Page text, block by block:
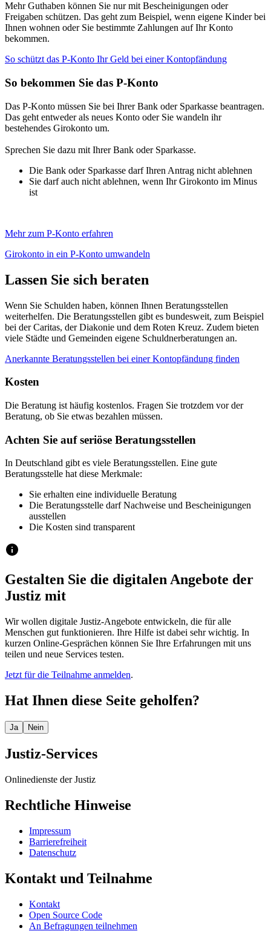
Mehr Guthaben können Sie nur mit Bescheinigungen oder
Freigaben schützen. Das geht zum Beispiel, wenn eigene Kinder bei
Ihnen wohnen oder Sie bestimmte Zahlungen auf Ihr Konto
bekommen.
So schützt das P-Konto Ihr Geld bei einer Kontopfändung
So bekommen Sie das P-Konto
Das P-Konto müssen Sie bei Ihrer Bank oder Sparkasse beantragen.
Das geht entweder als neues Konto oder Sie wandeln ihr
bestehendes Girokonto um.
Sprechen Sie dazu mit Ihrer Bank oder Sparkasse.
Die Bank oder Sparkasse darf Ihren Antrag nicht ablehnen
Sie darf auch nicht ablehnen, wenn Ihr Girokonto im Minus
ist
Mehr zum P-Konto erfahren
Girokonto in ein P-Konto umwandeln
Lassen Sie sich beraten
Wenn Sie Schulden haben, können Ihnen Beratungsstellen
weiterhelfen. Die Beratungsstellen gibt es bundesweit, zum Beispiel
bei der Caritas, der Diakonie und dem Roten Kreuz. Zudem bieten
viele Städte und Gemeinden eigene Schuldnerberatungen an.
Anerkannte Beratungsstellen bei einer Kontopfändung finden
Kosten
Die Beratung ist häufig kostenlos. Fragen Sie trotzdem vor der
Beratung, ob Sie etwas bezahlen müssen.
Achten Sie auf seriöse Beratungsstellen
In Deutschland gibt es viele Beratungsstellen. Eine gute
Beratungsstelle hat diese Merkmale:
Sie erhalten eine individuelle Beratung
Die Beratungsstelle darf Nachweise und Bescheinigungen
ausstellen
Die Kosten sind transparent
Gestalten Sie die digitalen Angebote der
Justiz mit
Wir wollen digitale Justiz-Angebote entwickeln, die für alle
Menschen gut funktionieren. Ihre Hilfe ist dabei sehr wichtig. In
kurzen Online-Gesprächen können Sie Ihre Erfahrungen mit uns
teilen und neue Services testen.
Jetzt für die Teilnahme anmelden.
Hat Ihnen diese Seite geholfen?
Ja Nein
Justiz-Services
Onlinedienste der Justiz
Rechtliche Hinweise
Impressum
Barrierefreiheit
Datenschutz
Kontakt und Teilnahme
Kontakt
Open Source Code
An Befragungen teilnehmen